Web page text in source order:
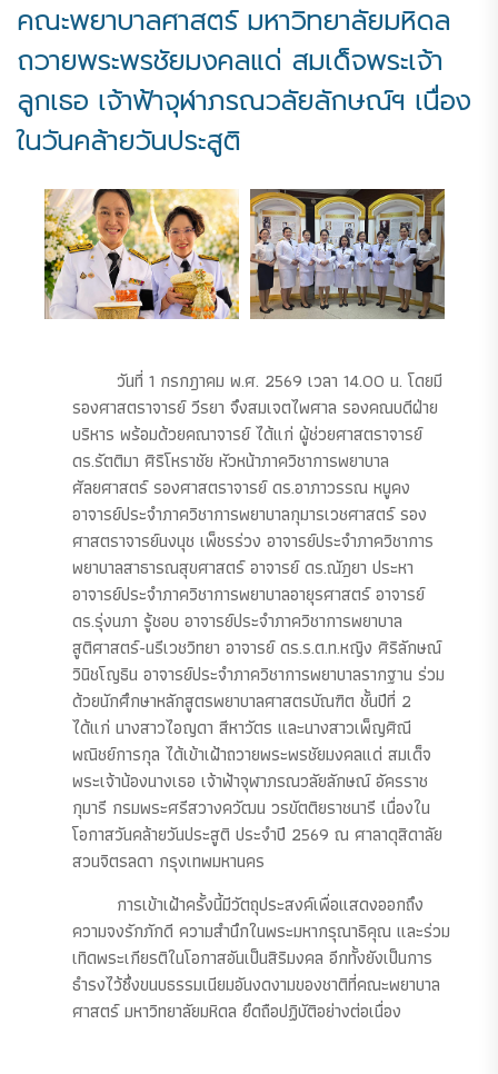
คณะพยาบาลศาสตร์ มหาวิทยาลัยมหิดล
ถวายพระพรชัยมงคลแด่ สมเด็จพระเจ้า
ลูกเธอ เจ้าฟ้าจุฬาภรณวลัยลักษณ์ฯ เนื่อง
ในวันคล้ายวันประสูติ
วันที่ 1 กรกฎาคม พ.ศ. 2569 เวลา 14.00 น. โดยมี
รองศาสตราจารย์ วีรยา จึงสมเจตไพศาล รองคณบดีฝ่าย
บริหาร พร้อมด้วยคณาจารย์ ได้แก่ ผู้ช่วยศาสตราจารย์
ดร.รัตติมา ศิริโหราชัย หัวหน้าภาควิชาการพยาบาล
ศัลยศาสตร์ รองศาสตราจารย์ ดร.อาภาวรรณ หนูคง
อาจารย์ประจำภาควิชาการพยาบาลกุมารเวชศาสตร์ รอง
ศาสตราจารย์นงนุช เพ็ชรร่วง อาจารย์ประจำภาควิชาการ
พยาบาลสาธารณสุขศาสตร์ อาจารย์ ดร.ณัฎยา ประหา
อาจารย์ประจำภาควิชาการพยาบาลอายุรศาสตร์ อาจารย์
ดร.รุ่งนภา รู้ชอบ อาจารย์ประจำภาควิชาการพยาบาล
สูติศาสตร์-นรีเวชวิทยา อาจารย์ ดร.ร.ต.ท.หญิง ศิริลักษณ์
วินิชโญธิน อาจารย์ประจำภาควิชาการพยาบาลรากฐาน ร่วม
ด้วยนักศึกษาหลักสูตรพยาบาลศาสตรบัณฑิต ชั้นปีที่ 2
ได้แก่ นางสาวไอญดา สีหาวัตร และนางสาวเพ็ญศิณี
พณิชย์การกุล ได้เข้าเฝ้าถวายพระพรชัยมงคลแด่ สมเด็จ
พระเจ้าน้องนางเธอ เจ้าฟ้าจุฬาภรณวลัยลักษณ์ อัครราช
กุมารี กรมพระศรีสวางควัฒน วรขัตติยราชนารี เนื่องใน
โอกาสวันคล้ายวันประสูติ ประจำปี 2569 ณ ศาลาดุสิดาลัย
สวนจิตรลดา กรุงเทพมหานคร
การเข้าเฝ้าครั้งนี้มีวัตถุประสงค์เพื่อแสดงออกถึง
ความจงรักภักดี ความสำนึกในพระมหากรุณาธิคุณ และร่วม
เทิดพระเกียรติในโอกาสอันเป็นสิริมงคล อีกทั้งยังเป็นการ
ธำรงไว้ซึ่งขนบธรรมเนียมอันงดงามของชาติที่คณะพยาบาล
ศาสตร์ มหาวิทยาลัยมหิดล ยึดถือปฏิบัติอย่างต่อเนื่อง